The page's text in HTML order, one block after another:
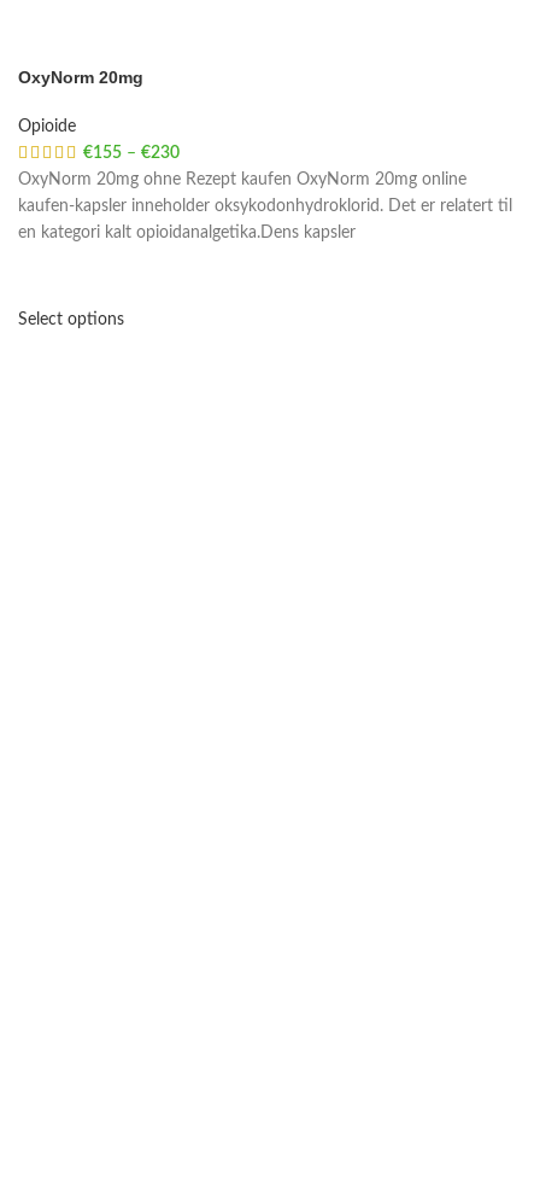
OxyNorm 20mg
Opioide
€155 – €230
OxyNorm 20mg ohne Rezept kaufen OxyNorm 20mg online
kaufen-kapsler inneholder oksykodonhydroklorid. Det er relatert til
en kategori kalt opioidanalgetika.Dens kapsler
Select options